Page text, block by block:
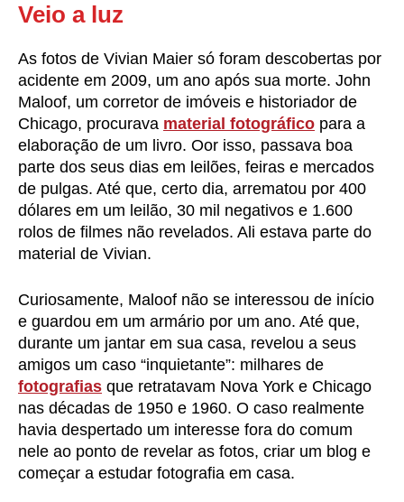
Veio a luz
As fotos de Vivian Maier só foram descobertas por
acidente em 2009, um ano após sua morte. John
Maloof, um corretor de imóveis e historiador de
Chicago, procurava material fotográfico para a
elaboração de um livro. Oor isso, passava boa
parte dos seus dias em leilões, feiras e mercados
de pulgas. Até que, certo dia, arrematou por 400
dólares em um leilão, 30 mil negativos e 1.600
rolos de filmes não revelados. Ali estava parte do
material de Vivian.
Curiosamente, Maloof não se interessou de início
e guardou em um armário por um ano. Até que,
durante um jantar em sua casa, revelou a seus
amigos um caso “inquietante”: milhares de
fotografias que retratavam Nova York e Chicago
nas décadas de 1950 e 1960. O caso realmente
havia despertado um interesse fora do comum
nele ao ponto de revelar as fotos, criar um blog e
começar a estudar fotografia em casa.